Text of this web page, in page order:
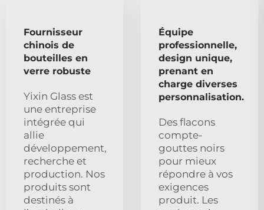
Fournisseur
chinois de
bouteilles en
verre robuste
Yixin Glass est
une entreprise
intégrée qui
allie
développement,
recherche et
production. Nos
produits sont
destinés à
Équipe
professionnelle,
design unique,
prenant en
charge diverses
personnalisation.
Des flacons
compte-
gouttes noirs
pour mieux
répondre à vos
exigences
produit. Les